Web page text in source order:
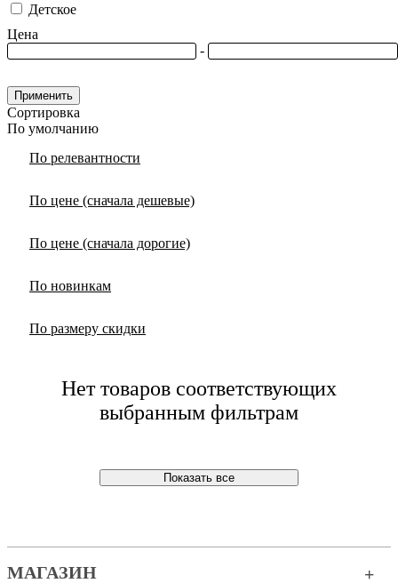
Детское
Цена
-
Применить
Сортировка
По умолчанию
По релевантности
По цене (сначала дешевые)
По цене (сначала дорогие)
По новинкам
По размеру скидки
Нет товаров соответствующих
выбранным фильтрам
Показать все
МАГАЗИН